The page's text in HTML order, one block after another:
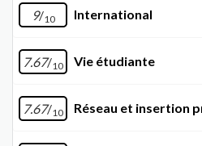
9/10 International
7.67/10 Vie étudiante
7.67/10 Réseau et insertion